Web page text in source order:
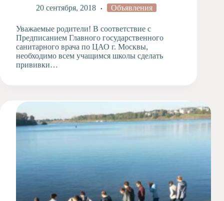
Художественная
Музыкальное
отделение
Психологическая
Служба
20 сентября, 2018
Объявления
Уважаемые родители! В соответствие с
Предписанием Главного государственного
санитарного врача по ЦАО г. Москвы,
необходимо всем учащимся школы сделать
прививки…